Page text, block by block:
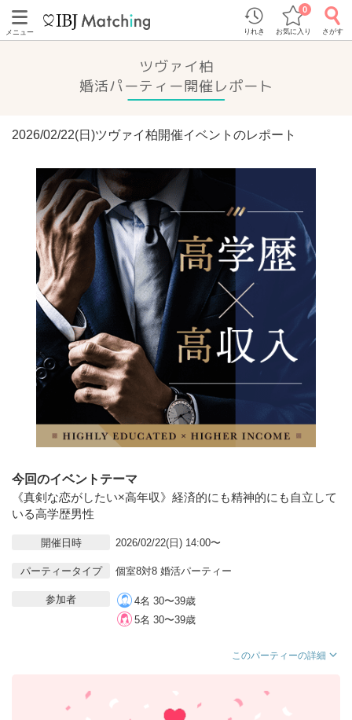
メニュー りれき お気に入り
0
さがす
ツヴァイ柏
婚活パーティー開催レポート
2026/02/22(日)ツヴァイ柏開催イベントのレポート
今回のイベントテーマ
《真剣な恋がしたい×高年収》経済的にも精神的にも自立して
いる高学歴男性
開催日時 2026/02/22(日) 14:00〜
パーティータイプ 個室8対8 婚活パーティー
参加者
4名 30〜39歳
5名 30〜39歳
このパーティーの詳細